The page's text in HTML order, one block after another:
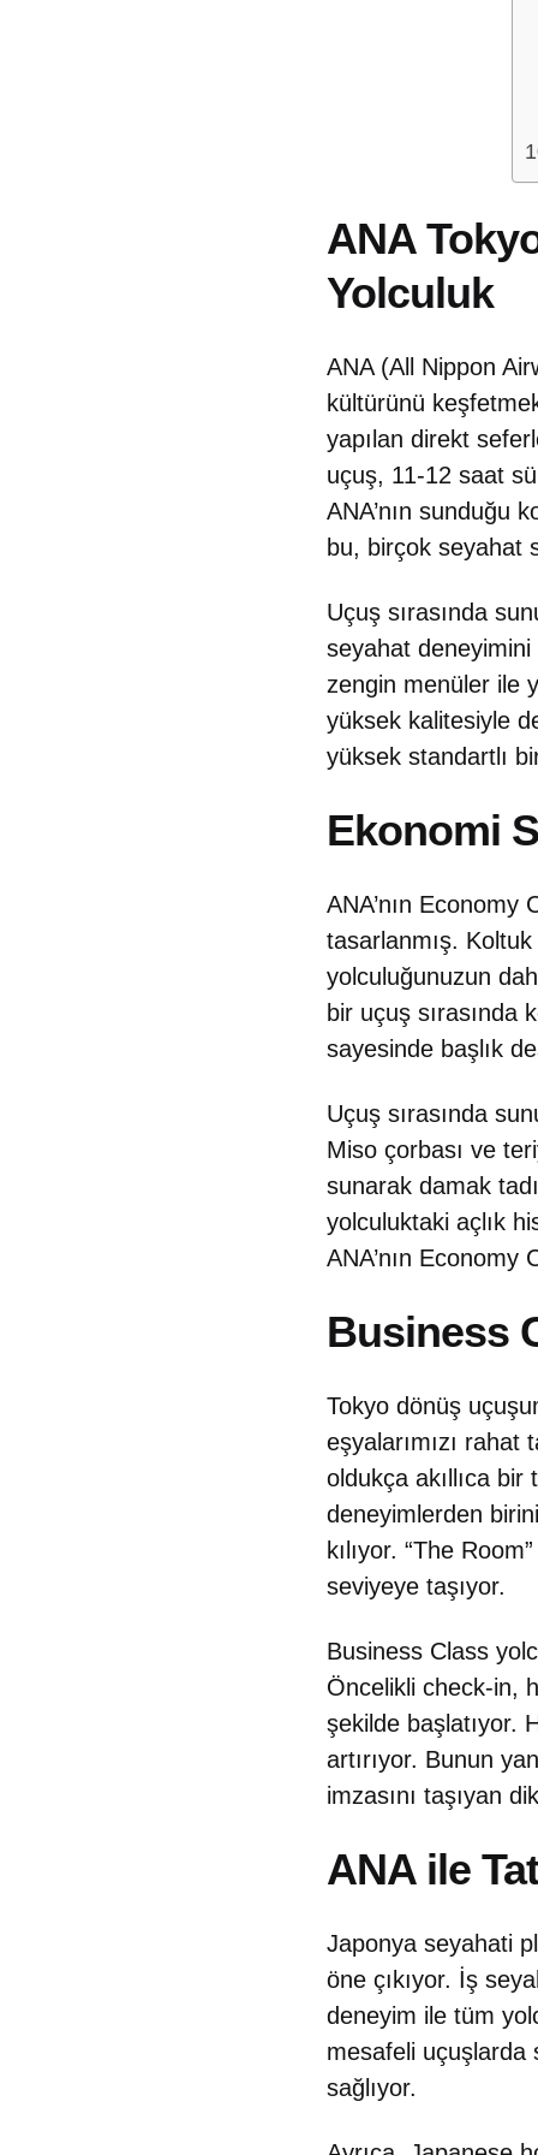
ANA
Yolculuk
ANA (All Nippon
kültürünü
yapılan direkt
uçuş, 11-12 saat
ANA’nın sunduğu
bu, birçok seyahat
Uçuş sırasında
seyahat
zengin menüler ile
yüksek kalitesiyle
yüksek standartlı
Ekonomi
ANA’nın
tasarlanmış.
yolculuğunuzun
bir uçuş sırasında
sayesinde başlık
Uçuş sırasında
Miso çorbası ve
sunarak damak
yolculuktaki açlık
ANA’nın
Business
Tokyo dönüş
eşyalarımızı
oldukça akıllıca bir
deneyimlerden
kılıyor. “The
seviyeye taşıyor.
Business Class
Öncelikli check-in,
şekilde başlatıyor.
artırıyor. Bunun
imzasını taşıyan
ANA ile
Japonya seyahati
öne çıkıyor. İş
deneyim ile tüm
mesafeli uçuşlarda
sağlıyor.